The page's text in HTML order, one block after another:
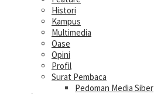
Histori
Kampus
Multimedia
Oase
Opini
Profil
Surat Pembaca
Pedoman Media Siber